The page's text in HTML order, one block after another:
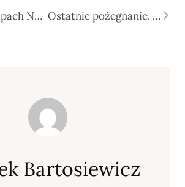
Jak Wybrać Zapach Na Lato? Najpopularniejsze Nuty Zapachowe W 2026 Roku Ostatnie pożegnanie. Pomoc w trudnych chwilach
Bartosiewicz